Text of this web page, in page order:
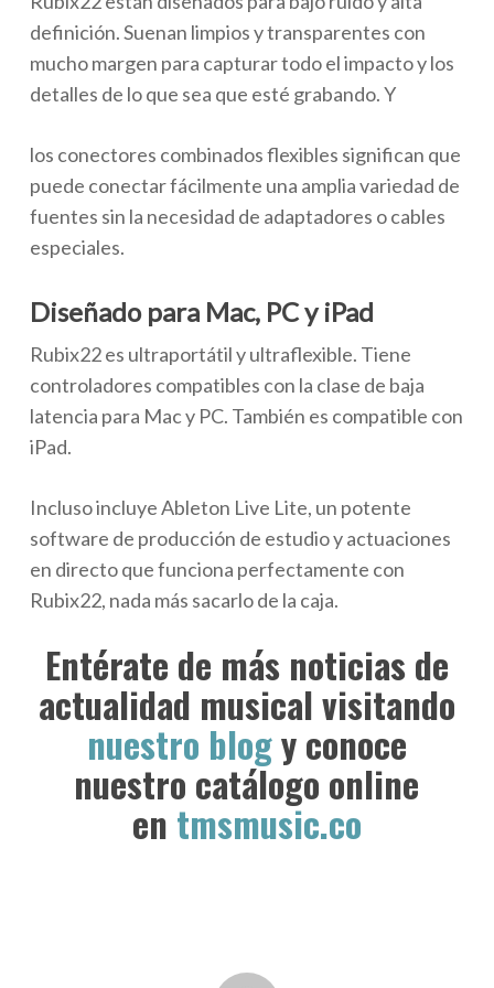
definición. Suenan limpios y transparentes con
mucho margen para capturar todo el impacto y los
detalles de lo que sea que esté grabando. Y
los conectores combinados flexibles significan que
puede conectar fácilmente una amplia variedad de
fuentes sin la necesidad de adaptadores o cables
especiales.
Diseñado para Mac, PC y iPad
Rubix22 es ultraportátil y ultraflexible. Tiene
controladores compatibles con la clase de baja
latencia para Mac y PC. También es compatible con
iPad.
Incluso incluye Ableton Live Lite, un potente
software de producción de estudio y actuaciones
en directo que funciona perfectamente con
Rubix22, nada más sacarlo de la caja.
Entérate de más noticias de
actualidad musical visitando
nuestro blogy conoce
nuestro catálogo online
en tmsmusic.co